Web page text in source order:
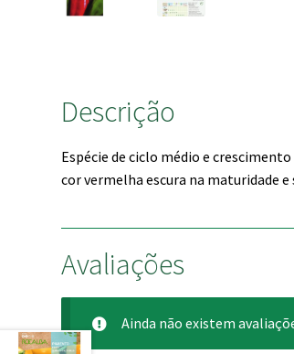
Descrição
Espécie de ciclo médio e
cor vermelha escura na maturidade
Avaliações
Ainda não existem